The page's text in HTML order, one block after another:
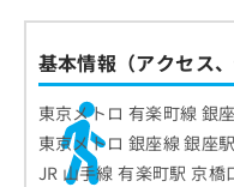
基本情報（アクセス
東京メトロ 有楽町線 銀
東京メトロ 銀座線 銀座
JR 山手線 有楽町駅 京橋